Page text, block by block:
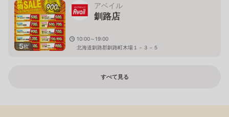
5枚
アベイル
釧路店
10:00～19:00
北海道釧路郡釧路町木場１－３－５
すべて見る